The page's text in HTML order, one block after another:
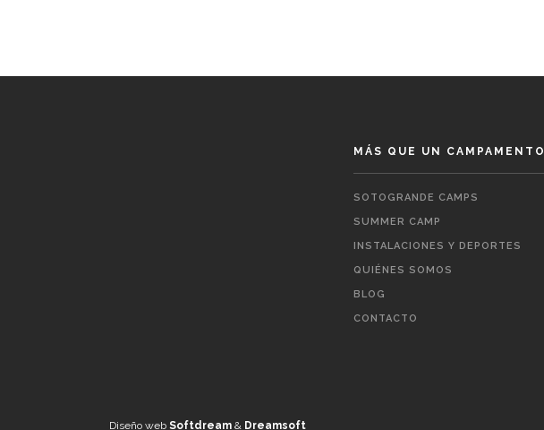
MÁS QUE UN CAMPAMENTO
SOTOGRANDE CAMPS
SUMMER CAMP
INSTALACIONES Y DEPORTES
QUIÉNES SOMOS
BLOG
CONTACTO
Diseño web Softdream & Dreamsoft